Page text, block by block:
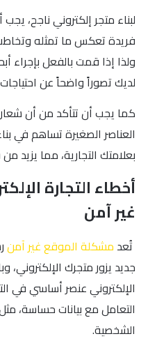
لبناء متجر إلكتروني ناجح،
فريدة تعكس ما تمثله
ولذا إذا قمت بالفعل بإجراء
لديك تصوراً واضحاً عن
كما يجب أن تتأكد من أن
العناصر الصغيرة تساهم في
بعلامتك التجارية، مما يزيد
أخطاء التجارة
غير آمن
تُعد مشكلة الموقع غير آمن
جديد يزور متجرك الإلكتروني،
الإلكتروني عنصر أساسي في
التعامل مع بيانات حساسة،
الشخصية.